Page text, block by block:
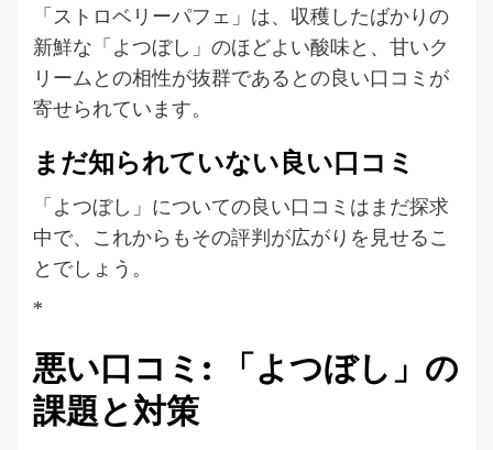
「ストロベリーパフェ」は、収穫したばかりの
新鮮な「よつぼし」のほどよい酸味と、甘いク
リームとの相性が抜群であるとの良い口コミが
寄せられています。
まだ知られていない良い口コミ
「よつぼし」についての良い口コミはまだ探求
中で、これからもその評判が広がりを見せるこ
とでしょう。
*
悪い口コミ: 「よつぼし」の
課題と対策